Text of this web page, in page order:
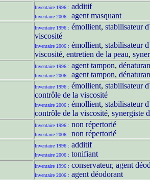
Inventaire 1996 : additif
Inventaire 2006 : agent masquant
Inventaire 1996 : émollient, stabilisateur
viscosité
Inventaire 2006 : émollient, stabilisateur
viscosité, entretien de la peau,
Inventaire 1996 : agent tampon,
Inventaire 2006 : agent tampon,
Inventaire 1996 : émollient, stabilisateur
contrôle de la viscosité
Inventaire 2006 : émollient, stabilisateur
contrôle de la viscosité, synergiste
Inventaire 1996 : non répertorié
Inventaire 2006 : non répertorié
Inventaire 1996 : additif
Inventaire 2006 : tonifiant
Inventaire 1996 : conservateur, agent
Inventaire 2006 : agent déodorant